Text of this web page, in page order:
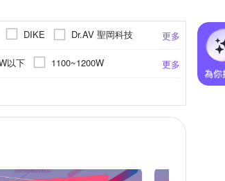
更多
DIKE
Dr.AV 聖岡科技
OSUMA
惠而浦
Xiaomi 小米
更多
以下
1100~1200W